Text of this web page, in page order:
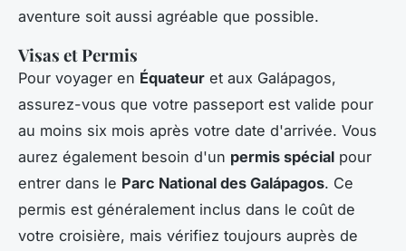
aventure soit aussi agréable que possible.
Visas et Permis
Pour voyager en Équateur et aux Galápagos,
assurez-vous que votre passeport est valide pour
au moins six mois après votre date d'arrivée. Vous
aurez également besoin d'un permis spécial pour
entrer dans le Parc National des Galápagos. Ce
permis est généralement inclus dans le coût de
votre croisière, mais vérifiez toujours auprès de